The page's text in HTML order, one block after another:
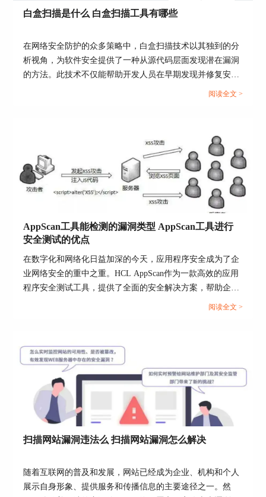
图3 输入测试网址
步骤四、根据实际需求选择登入方法，这里有四个
2、自动指的是自动使用被检测网站的账户密码;
3、提示是指的是在扫描过程中需要登入时提示输
入登入信息;
4、无是指的是不需要输入登入信息。
图4 设置登入方式
步骤五、根据实际需求选择操作策略，一般情况下
选择默认的“缺省值”就可以了。然后点击下一步，
当然也可以选择其它策略文件。
白盒扫描是什么 白盒扫描工具有哪些
在网络安全防护的众多策略中，白盒扫描技术以其独到的分
析视角，为软件安全提供了一种从源代码层面发现潜在漏洞
的方法。此技术不仅能帮助开发人员在早期发现并修复安全
问题，还能极大地提高软件的整体安全性。而了解白盒扫描
用，旨在为读者提供一个全面的安全扫描视角。...
阅读全文 >
AppScan工具能检测的漏洞类型 AppScan工具进行
安全测试的优点
在数字化和网络化日益加深的今天，应用程序安全成为了企
业网络安全的重中之重。HCL AppScan作为一款高效的应用
程序安全测试工具，提供了全面的安全解决方案，帮助企业
识别和修复Web应用程序中的潜在安全漏洞。本文旨在深入
为关注应用程序安全的企业和个人提供详尽的指导和建
议。...
阅读全文 >
扫描网站漏洞违法么 扫描网站漏洞怎么解决
随着互联网的普及和发展，网站已经成为企业、机构和个人
展示自身形象、提供服务和传播信息的主要途径之一。然